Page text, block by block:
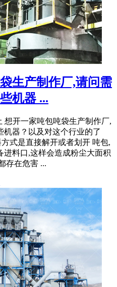
生产制作厂,请问需
机器 ...
想开一家吨包吨袋生产制作厂,
机器？以及对这个行业的了
式是直接解开或者划开 吨包,
进料口,这样会造成粉尘大面积
存在危害 ...